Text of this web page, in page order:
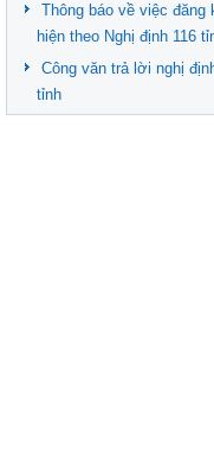
Thông báo về việc
hiện theo Nghị định 116
Công văn trả lời nghị
tỉnh